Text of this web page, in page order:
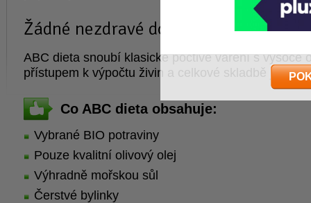
Žádné nezdravé doplňky a polotovary
ABC dieta snoubí klasické poctivé vaření s vysoce
přístupem k výpočtu živin a celkové skladbě
Co ABC dieta obsahuje:
Vybrané BIO potraviny
Pouze kvalitní olivový olej
Výhradně mořskou sůl
Čerstvé bylinky